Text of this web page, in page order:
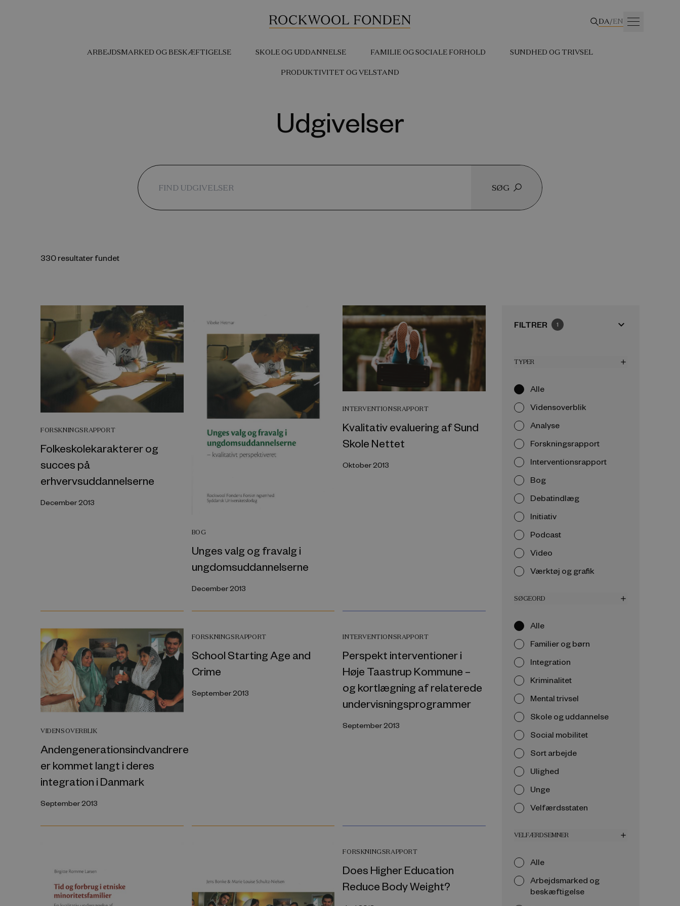
DA/EN
ARBEJDSMARKED OG BESKÆFTIGELSE SKOLE OG UDDANNELSE FAMILIE OG SOCIALE FORHOLD SUNDHED OG TRIVSEL
PRODUKTIVITET OG VELSTAND
Udgivelser
SØG
330 resultater fundet
FORSKNINGSRAPPORT
Folkeskolekarakterer og
succes på
erhvervsuddannelserne
December 2013
BOG
Unges valg og fravalg i
ungdomsuddannelserne
December 2013
INTERVENTIONSRAPPORT
Kvalitativ evaluering af Sund
Skole Nettet
Oktober 2013
VIDENSOVERBLIK
Andengenerationsindvandrere
er kommet langt i deres
integration i Danmark
September 2013
FORSKNINGSRAPPORT
School Starting Age and
Crime
September 2013
INTERVENTIONSRAPPORT
Perspekt interventioner i
Høje Taastrup Kommune –
og kortlægning af relaterede
undervisningsprogrammer
September 2013
FORSKNINGSRAPPORT
Does Higher Education
Reduce Body Weight?
FILTRER 1 expand_more
TYPER add
Alle
Vidensoverblik
Analyse
Forskningsrapport
Interventionsrapport
Bog
Debatindlæg
Initiativ
Podcast
Video
Værktøj og grafik
SØGEORD add
Alle
Familier og børn
Integration
Kriminalitet
Mental trivsel
Skole og uddannelse
Social mobilitet
Sort arbejde
Ulighed
Unge
Velfærdsstaten
VELFÆRDSEMNER add
Alle
Arbejdsmarked og
beskæftigelse